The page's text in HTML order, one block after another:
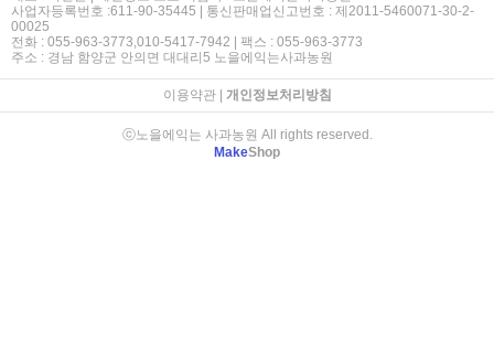
사업자등록번호 :611-90-35445 | 통신판매업신고번호 : 제2011-5460071-30-2-
00025
전화 : 055-963-3773,010-5417-7942 | 팩스 : 055-963-3773
주소 : 경남 함양군 안의면 대대리5 노을에익는사과농원
이용약관| 개인정보처리방침
ⓒ노을에익는 사과농원 All rights reserved.
MakeShop